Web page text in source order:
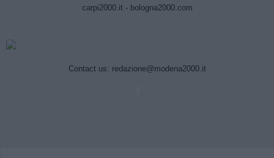
carpi2000.it- bologna2000.com
Contact us: redazione@modena2000.it